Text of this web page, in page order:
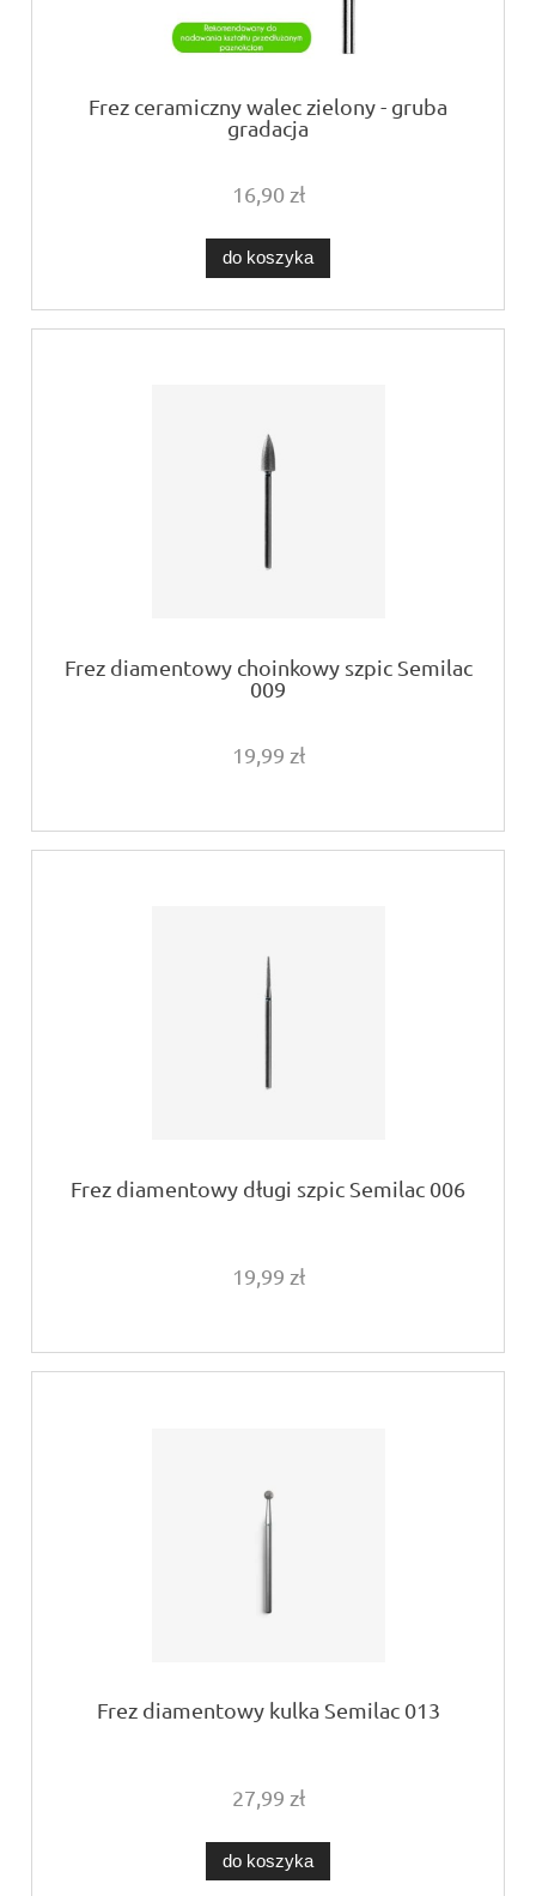
Frez ceramiczny walec zielony - gruba
gradacja
16,90 zł
do koszyka
Frez diamentowy choinkowy szpic Semilac
009
19,99 zł
Frez diamentowy długi szpic Semilac 006
19,99 zł
Frez diamentowy kulka Semilac 013
27,99 zł
do koszyka